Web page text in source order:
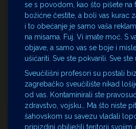
se s povodom, kao što pišete na
božićne čestite, a boli vas kurac
i to obećanje je samo vaša
na misama. Fuj. Vi imate moć. S
objave, a samo vas se boje i
ušićariti. Sve ste pokvarili. Sve ste
Sveučilišni profesori su postali
zagrebačko sveučilište nikad
od vas. Kontaminirali ste
zdravstvo, vojsku… Ma što niste
šahovskom su savezu vladali
pripizdini obilježili teritorij svojim